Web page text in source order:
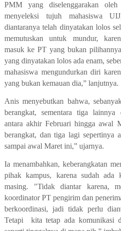
PMM yang diselenggarakan
menyeleksi tujuh mahasiswa
diantaranya telah dinyatakan lolos
memutuskan untuk mundur,
masuk ke PT yang bukan
yang dinyatakan lolos ada enam,
mahasiswa mengundurkan diri
yang bukan kemauan dia,” lanjutnya.
Anis menyebutkan bahwa,
berangkat, sementara tiga lainnya
antara akhir Februari hingga awal
berangkat, dan tiga lagi sepertinya
sampai awal Maret ini,” ujarnya.
Ia menambahkan, keberangkatan
pihak kampus, karena sudah ada
masing. "Tidak diantar karena,
koordinator PT pengirim dan
berkoordinasi, jadi tidak perlu
Tetapi kita tetap ada komunikasi